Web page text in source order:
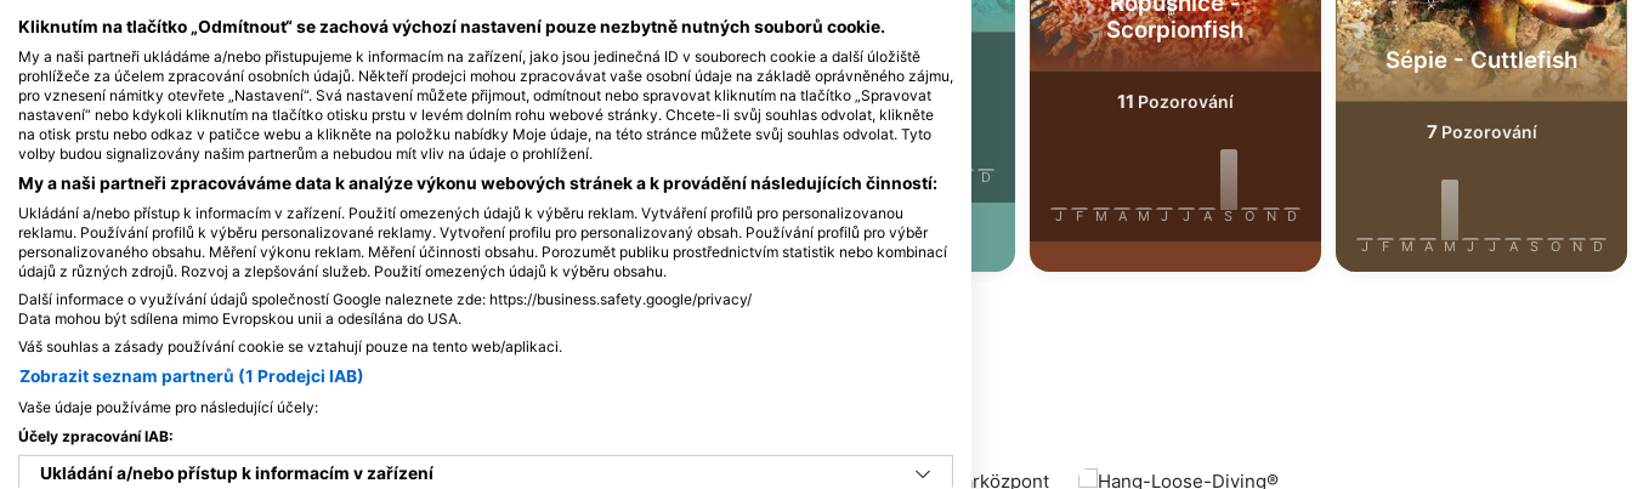
Chobotnice - Octopus
6Pozorování
J F M A M J J A S O N D
Krab - Crab
39Pozorování
J F M A M J J A S O N D
25 Pozorování
J F M A M J J A S D
Scorpionfish
11 Pozorování
J F M A M J J A S O N D
Sépie - Cuttlefish
7Pozorování
J F M A M J J A S O N D
Potápěčská centra obsluhující tuto potápěčskou lokalitu
Kliknutím na tlačítko „Odmítnout“ se zachová výchozí nastavení pouze nezbytně nutných souborů cookie.
My a naši partneři ukládáme a/nebo přistupujeme k informacím na zařízení, jako jsou jedinečná ID v souborech cookie a další úložiště
prohlížeče za účelem zpracování osobních údajů. Někteří prodejci mohou zpracovávat vaše osobní údaje na základě oprávněného zájmu,
pro vznesení námitky otevřete „Nastavení“. Svá nastavení můžete přijmout, odmítnout nebo spravovat kliknutím na tlačítko „Spravovat
nastavení“ nebo kdykoli kliknutím na tlačítko otisku prstu v levém dolním rohu webové stránky. Chcete-li svůj souhlas odvolat, klikněte
na otisk prstu nebo odkaz v patičce webu a klikněte na položku nabídky Moje údaje, na této stránce můžete svůj souhlas odvolat. Tyto
volby budou signalizovány našim partnerům a nebudou mít vliv na údaje o prohlížení.
My a naši partneři zpracováváme data k analýze výkonu webových stránek a k provádění následujících činností:
Ukládání a/nebo přístup k informacím v zařízení. Použití omezených údajů k výběru reklam. Vytváření profilů pro personalizovanou
reklamu. Používání profilů k výběru personalizované reklamy. Vytvoření profilu pro personalizovaný obsah. Používání profilů pro výběr
personalizovaného obsahu. Měření výkonu reklam. Měření účinnosti obsahu. Porozumět publiku prostřednictvím statistik nebo kombinací
údajů z různých zdrojů. Rozvoj a zlepšování služeb. Použití omezených údajů k výběru obsahu.
Další informace o využívání údajů společností Google naleznete zde: https://business.safety.google/privacy/
Data mohou být sdílena mimo Evropskou unii a odesílána do USA.
Váš souhlas a zásady používání cookie se vztahují pouze na tento web/aplikaci.
Zobrazit seznam partnerů (1 Prodejci IAB)
Vaše údaje používáme pro následující účely:
Účely zpracování IAB:
Ukládání a/nebo přístup k informacím v zařízení